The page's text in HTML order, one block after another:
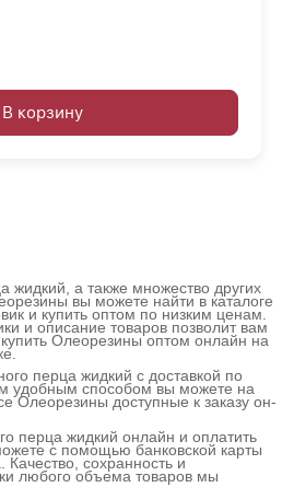
В корзину
жидкий, а также множество других
вы можете найти в каталоге
и купить оптом по низким ценам.
и описание товаров позволит вам
Олеорезины оптом онлайн на
перца жидкий с доставкой по
удобным способом вы можете на
Олеорезины доступные к заказу он-
перца жидкий онлайн и оплатить
с помощью банковской карты
сохранность и
любого объема товаров мы